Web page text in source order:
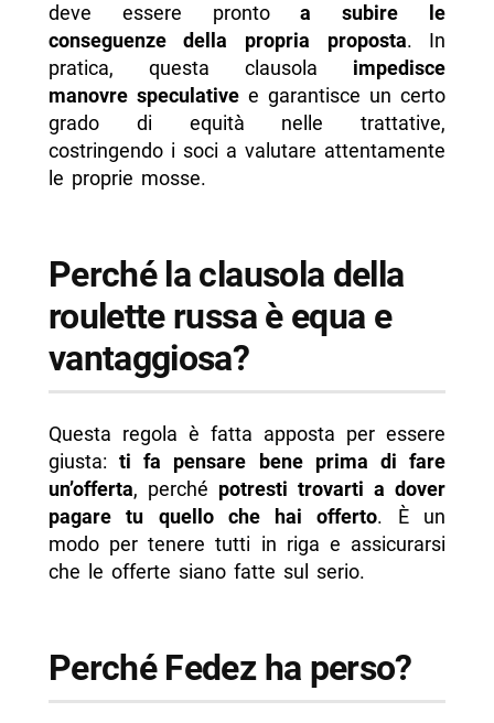
deve essere prontoa subire le
conseguenze della propria proposta. In
pratica, questa clausola impedisce
manovre speculativee garantisce un certo
grado di equità nelle trattative,
costringendo i soci a valutare attentamente
le proprie mosse.
Perché la clausola della
roulette russa è equa e
vantaggiosa?
Questa regola è fatta apposta per essere
giusta:ti fa pensare bene prima di fare
un’offerta, perché potresti trovarti a dover
pagare tu quello che hai offerto. È un
modo per tenere tutti in riga e assicurarsi
che le offerte siano fatte sul serio.
Perché Fedez ha perso?